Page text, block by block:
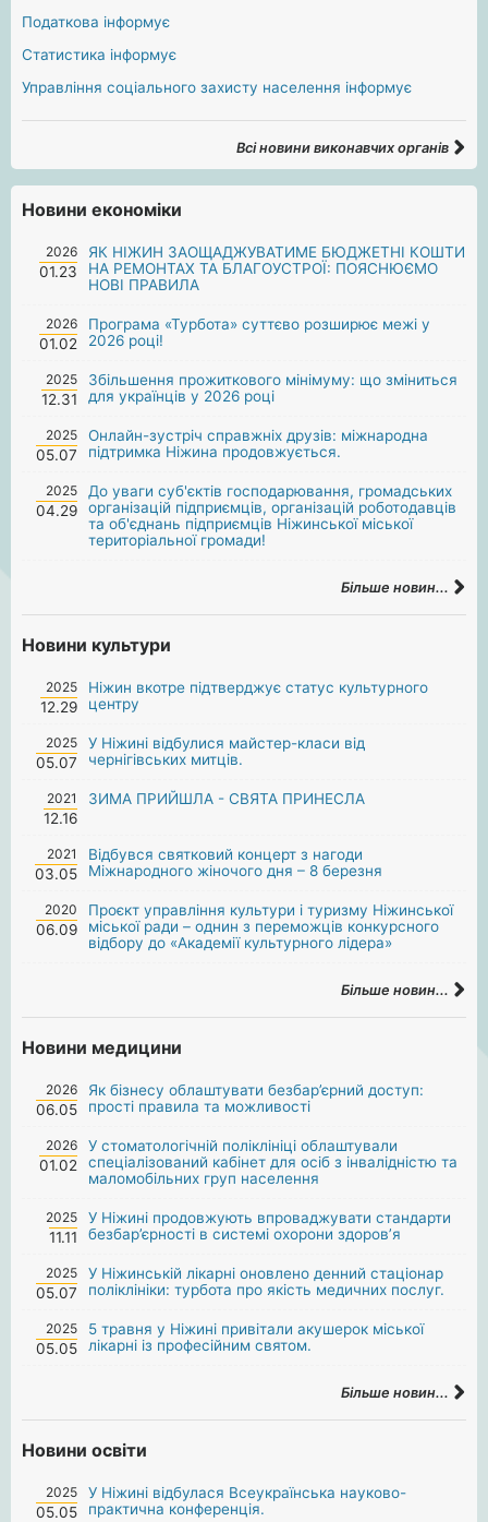
Податкова інформує
Статистика інформує
Управління соціального захисту населення інформує
Всі новини виконавчих органів
Новини економіки
2026
01.23
ЯК НІЖИН ЗАОЩАДЖУВАТИМЕ БЮДЖЕТНІ КОШТИ
НА РЕМОНТАХ ТА БЛАГОУСТРОЇ: ПОЯСНЮЄМО
НОВІ ПРАВИЛА
2026
01.02
Програма «Турбота» суттєво розширює межі у
2026 році!
2025
12.31
Збільшення прожиткового мінімуму: що зміниться
для українців у 2026 році
2025
05.07
Онлайн-зустріч справжніх друзів: міжнародна
підтримка Ніжина продовжується.
2025
04.29
До уваги суб'єктів господарювання, громадських
організацій підприємців, організацій роботодавців
та об'єднань підприємців Ніжинської міської
територіальної громади!
Більше новин...
Новини культури
2025
12.29
Ніжин вкотре підтверджує статус культурного
центру
2025
05.07
У Ніжині відбулися майстер-класи від
чернігівських митців.
2021
12.16
ЗИМА ПРИЙШЛА - СВЯТА ПРИНЕСЛА
2021
03.05
Відбувся святковий концерт з нагоди
Міжнародного жіночого дня – 8 березня
2020
06.09
Проєкт управління культури і туризму Ніжинської
міської ради – однин з переможців конкурсного
відбору до «Академії культурного лідера»
Більше новин...
Новини медицини
2026
06.05
Як бізнесу облаштувати безбар’єрний доступ:
прості правила та можливості
2026
01.02
У стоматологічній поліклініці облаштували
спеціалізований кабінет для осіб з інвалідністю та
маломобільних груп населення
2025
11.11
У Ніжині продовжують впроваджувати стандарти
безбар’єрності в системі охорони здоров’я
2025
05.07
У Ніжинській лікарні оновлено денний стаціонар
поліклініки: турбота про якість медичних послуг.
2025
05.05
5 травня у Ніжині привітали акушерок міської
лікарні із професійним святом.
Більше новин...
Новини освіти
2025
05.05
У Ніжині відбулася Всеукраїнська науково-
практична конференція.